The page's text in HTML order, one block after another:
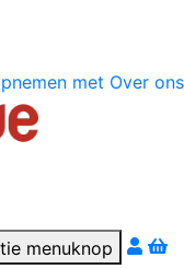
met Over ons
téléphone